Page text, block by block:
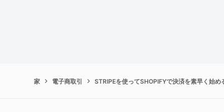
家 電子商取引 STRIPEを使ってSHOPIFYで決済を素早く始め